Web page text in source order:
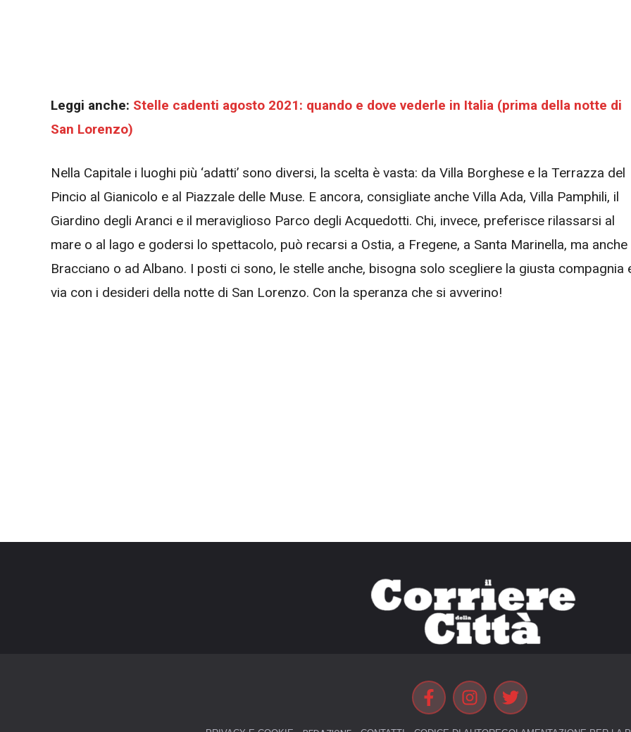
Leggi anche: Stelle cadenti agosto 2021: quando e dove vederle in Italia (prima della notte di
San Lorenzo)
Nella Capitale i luoghi più ‘adatti’ sono diversi, la scelta è vasta: da Villa Borghese e la Terrazza del
Pincio al Gianicolo e al Piazzale delle Muse. E ancora, consigliate anche Villa Ada, Villa Pamphili, il
Giardino degli Aranci e il meraviglioso Parco degli Acquedotti. Chi, invece, preferisce rilassarsi al
mare o al lago e godersi lo spettacolo, può recarsi a Ostia, a Fregene, a Santa Marinella, ma anche
Bracciano o ad Albano. I posti ci sono, le stelle anche, bisogna solo scegliere la giusta compagnia
via con i desideri della notte di San Lorenzo. Con la speranza che si avverino!